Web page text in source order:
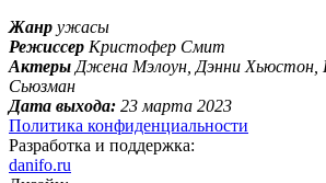
Жанр ужасы
Режиссер Кристофер Смит
Актеры Джена Мэлоун, Дэнни
Сьюзман
Дата выхода: 23 марта 2023
Политика конфиденциальности
Разработка и поддержка:
danifo.ru